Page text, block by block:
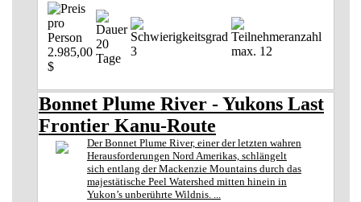
2.985,00
$
20
Tage
3 max. 12
Bonnet Plume River - Yukons Last
Frontier Kanu-Route
Der Bonnet Plume River, einer der letzten wahren
Herausforderungen Nord Amerikas, schlängelt
sich entlang der Mackenzie Mountains durch das
majestätische Peel Watershed mitten hinein in
Yukon’s unberührte Wildnis. ...